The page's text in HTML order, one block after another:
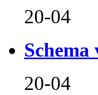
20-04
Schema
20-04